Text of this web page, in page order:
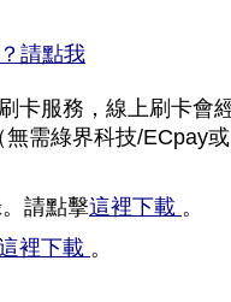
請點我
卡服務，線上刷卡會
需綠界科技/ECpay或
請點擊這裡下載 。
裡下載 。